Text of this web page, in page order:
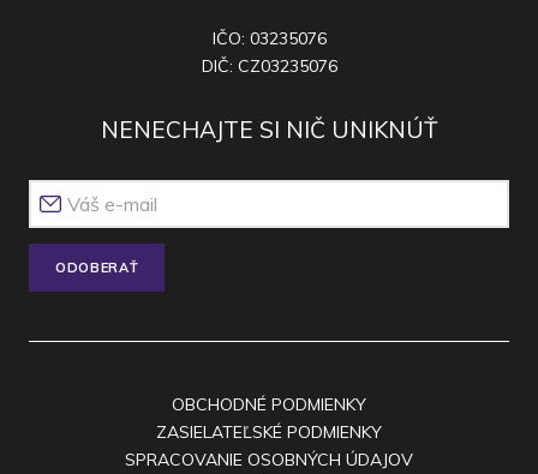
IČO: 03235076
DIČ: CZ03235076
NENECHAJTE SI NIČ UNIKNÚŤ
ODOBERAŤ
OBCHODNÉ PODMIENKY
ZASIELATEĽSKÉ PODMIENKY
SPRACOVANIE OSOBNÝCH ÚDAJOV